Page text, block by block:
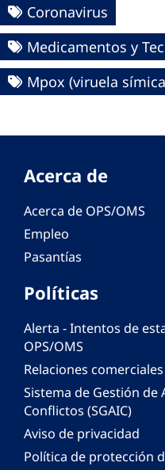
Coronavirus
Medicamentos y
Mpox (viruela
Acerca de
Acerca de OPS/OMS
Empleo
Pasantías
Políticas
Alerta - Intentos de
OPS/OMS
Relaciones
Sistema de Gestión
Conflictos (SGAIC)
Aviso de privacidad
Política de protección